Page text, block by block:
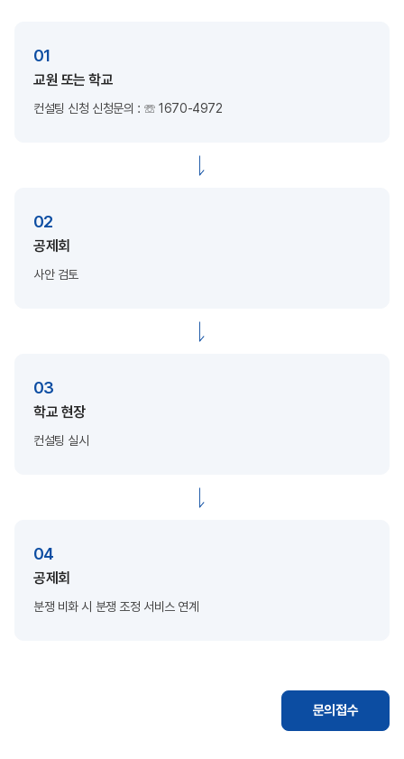
01
교원 또는 학교
컨설팅 신청 신청문의 : ☏ 1670-4972
02
공제회
사안 검토
03
학교 현장
컨설팅 실시
04
공제회
분쟁 비화 시 분쟁 조정 서비스 연계
문의접수